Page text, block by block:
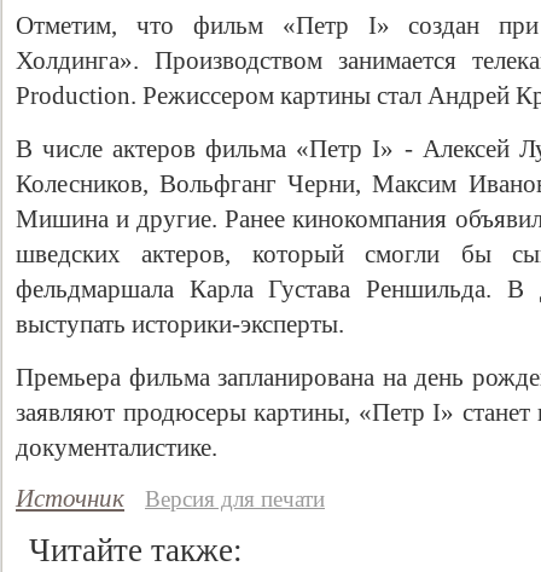
Отметим, что фильм «Петр I» создан при
Холдинга». Производством занимается
Production. Режиссером картины стал Андрей
В числе актеров фильма «Петр I» - Алексей
Колесников, Вольфганг Черни, Максим
Мишина и другие. Ранее кинокомпания
шведских актеров, который смогли бы
фельдмаршала Карла Густава Реншильда. В
выступать историки-эксперты.
Премьера фильма запланирована на день
заявляют продюсеры картины, «Петр I»
документалистике.
Источник
Версия для печати
Читайте также:
Свидетельство